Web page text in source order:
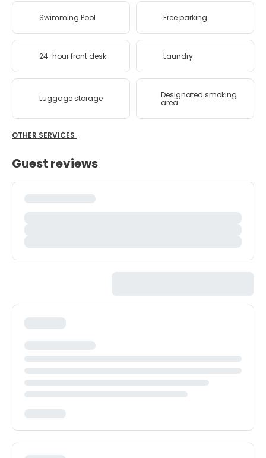
Swimming Pool Free parking
24-hour front desk Laundry
Luggage storage Designated smoking
area
OTHER SERVICES
Guest reviews